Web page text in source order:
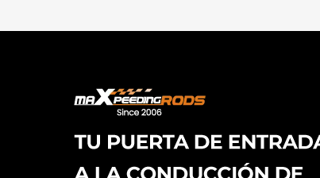
-10%